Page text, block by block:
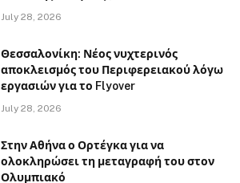
July 28, 2026
Θεσσαλονίκη: Νέος νυχτερινός
αποκλεισμός του Περιφερειακού λόγω
εργασιών για το Flyover
July 28, 2026
Στην Αθήνα ο Ορτέγκα για να
ολοκληρώσει τη μεταγραφή του στον
Ολυμπιακό